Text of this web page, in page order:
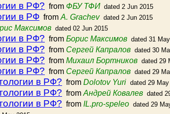
в РФ? from ФБУ ТФИ dated 2 Jun 2015
в РФ from A. Grachev dated 2 Jun 2015
Максимов dated 02 Jun 2015
в РФ? from Борис Максимов dated 31
в РФ? from Сергей Капралов dated 30
в РФ? from Михаил Бортников dated 29
в РФ? from Сергей Капралов dated 29
в РФ? from Dolotov Yuri dated 29
в РФ? from Андрей Ковалев dated
в РФ? from IL.pro-speleo dated 29